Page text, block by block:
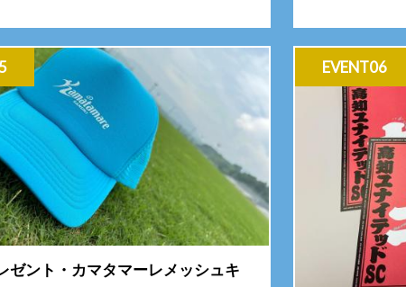
ゼント・カマタマーレメッシュキ
EVENT06